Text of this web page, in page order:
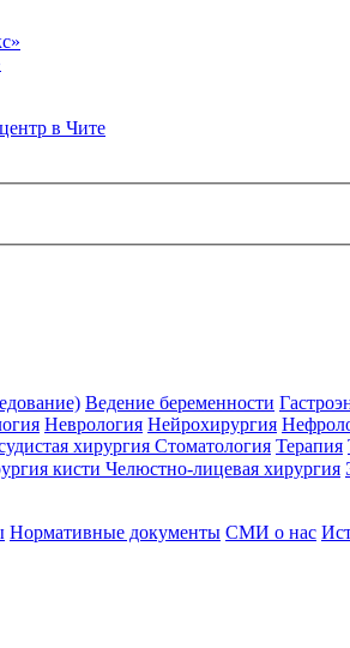
Ведение беременности
Неврология Нейрохирургия
хирургия Стоматология Терапия
кисти Челюстно-лицевая хирургия
Нормативные документы СМИ о нас